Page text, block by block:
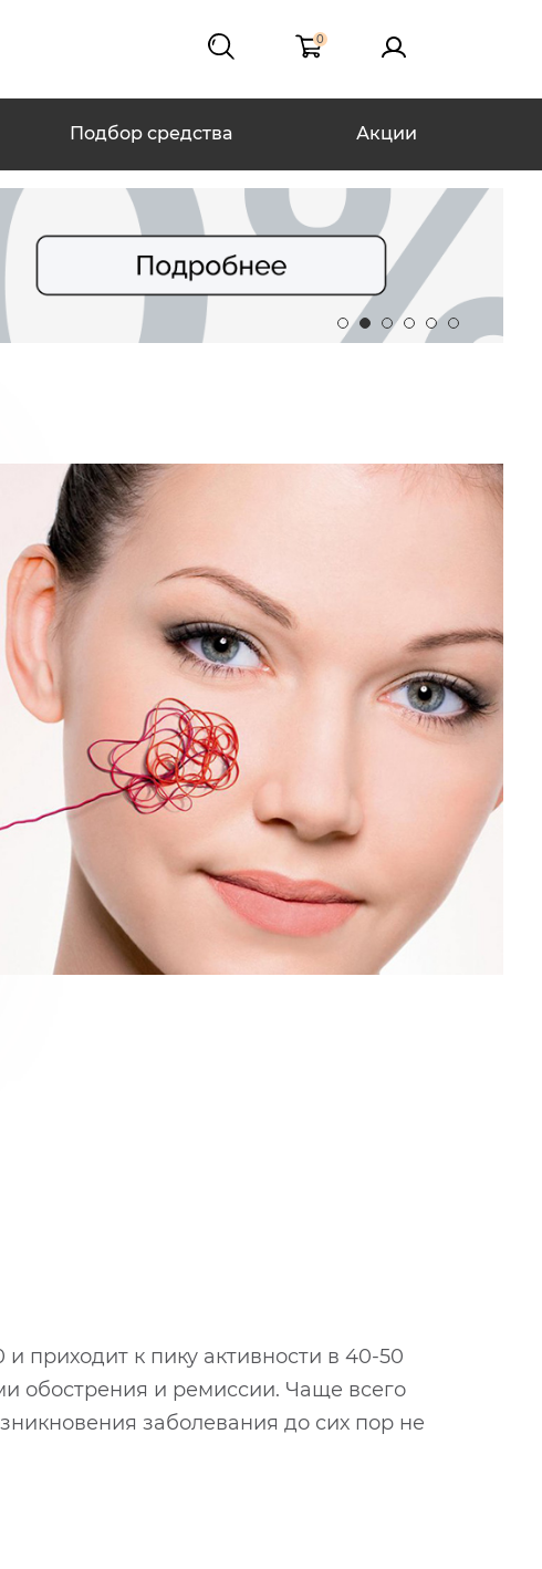
0
Подбор средства Акции
приходит к пику активности в 40-50
обострения и ремиссии. Чаще всего
заболевания до сих пор не